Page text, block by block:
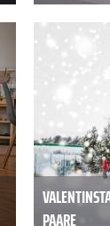
PAARE